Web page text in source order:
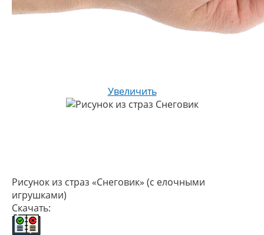
Увеличить
Рисунок из страз «Снеговик» (с елочными
игрушками)
Скачать: